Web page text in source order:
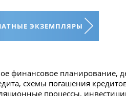
ЭКЗЕМПЛЯРЫ
финансовое планирование,
схемы погашения
процессы,